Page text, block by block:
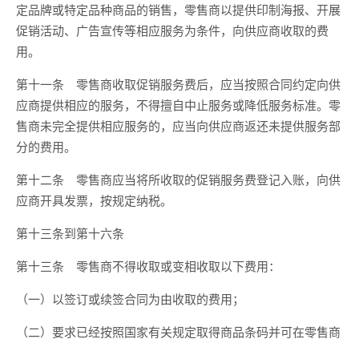
定品牌或特定品种商品的销售，零售商以提供印制海报、开展
促销活动、广告宣传等相应服务为条件，向供应商收取的费
用。
第十一条 零售商收取促销服务费后，应当按照合同约定向供
应商提供相应的服务，不得擅自中止服务或降低服务标准。零
售商未完全提供相应服务的，应当向供应商返还未提供服务部
分的费用。
第十二条 零售商应当将所收取的促销服务费登记入账，向供
应商开具发票，按规定纳税。
第十三条到第十六条
第十三条 零售商不得收取或变相收取以下费用：
（一）以签订或续签合同为由收取的费用；
（二）要求已经按照国家有关规定取得商品条码并可在零售商